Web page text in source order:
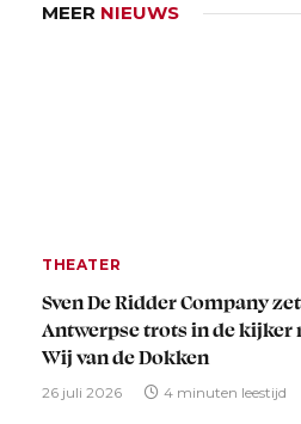
MEER NIEUWS
THEATER
Sven De Ridder Company zet
Antwerpse trots in de kijker
Wij van de Dokken
26 juli 2026 4 minuten leestijd